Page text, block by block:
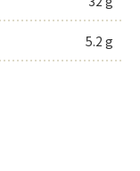
5.2 g